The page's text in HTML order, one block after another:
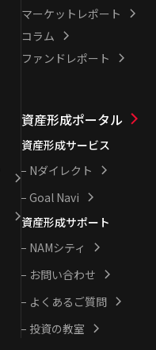
マーケットレポート
コラム
ファンドレポート
資産形成ポータル
資産形成サービス
Nダイレクト
Goal Navi
資産形成サポート
NAMシティ
お問い合わせ
よくあるご質問
投資の教室